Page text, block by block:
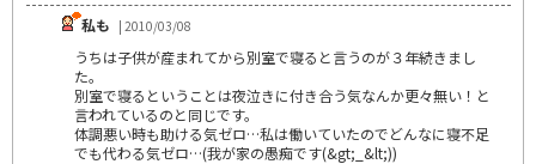
私も | 2010/03/08
うちは子供が産まれてから別室で寝ると言うのが３年続きまし
た。
別室で寝るということは夜泣きに付き合う気なんか更々無い！と
言われているのと同じです。
体調悪い時も助ける気ゼロ…私は働いていたのでどんなに寝不足
でも代わる気ゼロ…(我が家の愚痴です(&gt;_&lt;))